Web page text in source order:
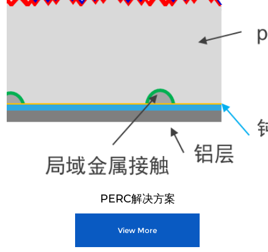
PERC解决方案
View More